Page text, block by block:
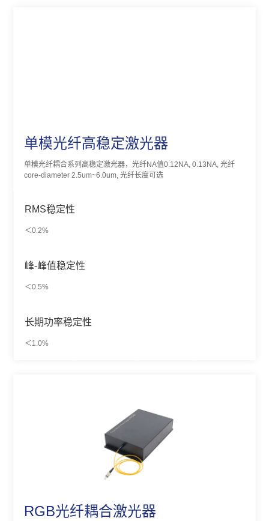
单模光纤高稳定激光器
单模光纤耦合系列高稳定激光器，光纤NA值0.12NA, 0.13NA, 光纤
core-diameter 2.5um~6.0um, 光纤长度可选
RMS稳定性
＜0.2%
峰-峰值稳定性
＜0.5%
长期功率稳定性
＜1.0%
RGB光纤耦合激光器